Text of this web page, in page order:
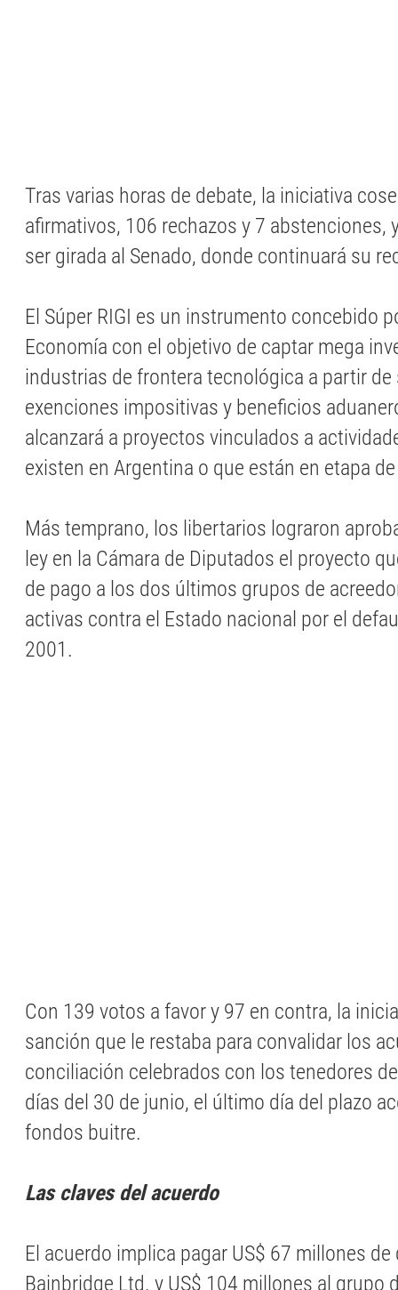
Tras varias horas de debate, la iniciativa
afirmativos, 106 rechazos y 7 abstenciones,
ser girada al Senado, donde continuará su
El Súper RIGI es un instrumento concebido
Economía con el objetivo de captar mega
industrias de frontera tecnológica a partir
exenciones impositivas y beneficios
alcanzará a proyectos vinculados a
existen en Argentina o que están en etapa
Más temprano, los libertarios lograron
ley en la Cámara de Diputados el proyecto
de pago a los dos últimos grupos de
activas contra el Estado nacional por el
2001.
Con 139 votos a favor y 97 en contra, la
sanción que le restaba para convalidar los
conciliación celebrados con los tenedores
días del 30 de junio, el último día del plazo
fondos buitre.
Las claves del acuerdo
El acuerdo implica pagar US$ 67 millones de
Bainbridge Ltd. y US$ 104 millones al grupo